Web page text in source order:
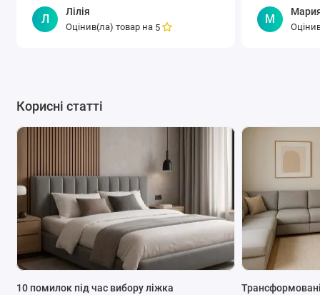
спальню удобно и стильно!
Л
Лілія
Оцінив(ла) товар на 5
М
Корисні статті
10 помилок під час вибору ліжка